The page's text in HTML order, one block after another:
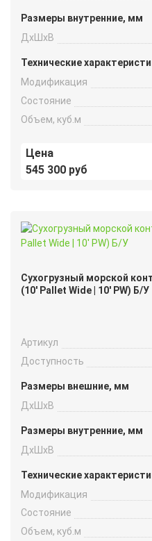
Размеры внутренние, мм
ДxШxВ
Технические
Модификация
Состояние
Объем, куб.м
Цена
545 300 руб
Сухогрузный морской
(10′ Pallet Wide | 10′ PW) Б/У
Артикул
Доступность
Размеры внешние, мм
ДxШxВ
Размеры внутренние, мм
ДxШxВ
Технические
Модификация
Состояние
Объем, куб.м